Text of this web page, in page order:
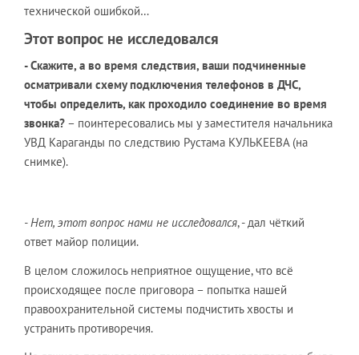
технической ошибкой…
Этот вопрос не исследовался
- Скажите, а во время следствия, ваши подчиненные
осматривали схему подключения телефонов в ДЧС,
чтобы определить, как проходило соединение во время
звонка? – поинтересовались мы у заместителя начальника
УВД Караганды по следствию Рустама КУЛЬКЕЕВА (на
снимке).
- Нет, этот вопрос нами не исследовался, - дал чёткий
ответ майор полиции.
В целом сложилось неприятное ощущение, что всё
происходящее после приговора – попытка нашей
правоохранительной системы подчистить хвосты и
устранить противоречия.